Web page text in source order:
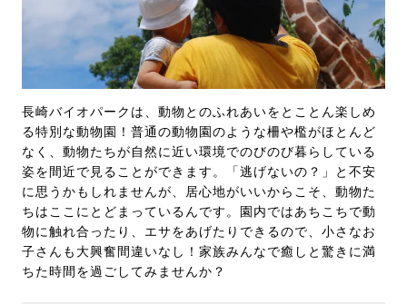
長崎バイオパークは、動物とのふれあいをとことん楽しめ
る特別な動物園！普通の動物園のような柵や檻がほとんど
なく、動物たちが自然に近い環境でのびのび暮らしている
姿を間近で見ることができます。「逃げないの？」と不安
に思うかもしれませんが、居心地がいいからこそ、動物た
ちはここにとどまっているんです。園内ではあちこちで動
物に触れ合ったり、エサをあげたりできるので、小さなお
子さんも大興奮間違いなし！家族みんなで癒しと驚きに満
ちた時間を過ごしてみませんか？